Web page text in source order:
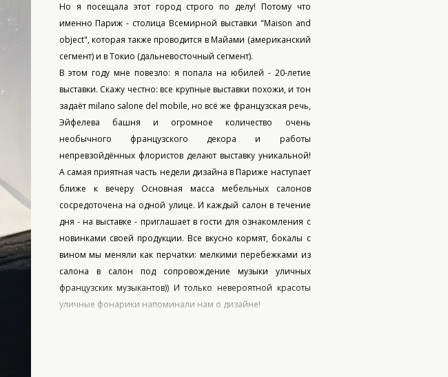
Но я посещала этот город строго по делу! Потому что
именно Париж - столица Всемирной выставки "Maison and
object", которая также проводится в Майами (американский
сегмент) и в Токио (дальневосточный сегмент).
В этом году мне повезло: я попала на юбилей - 20-летие
выставки. Скажу честно: все крупные выставки похожи, и тон
задаёт milano salone del mobile, но всё же французская речь,
Эйфелева башня и огромное количество очень
необычного французского декора и работы
непревзойдённых флористов делают выставку уникальной!
А самая приятная часть недели дизайна в Париже наступает
ближе к вечеру Основная масса мебельных салонов
сосредоточена на одной улице. И каждый салон в течение
дня - на выставке - приглашает в гости для ознакомления с
новинками своей продукции. Все вкусно кормят, бокалы с
вином мы меняли как перчатки: мелкими перебежками из
салона в салон под сопровождение музыки уличных
французских музыкантов)) И только невероятной красоты
уличные фонарики напоминали нам о дизайне!